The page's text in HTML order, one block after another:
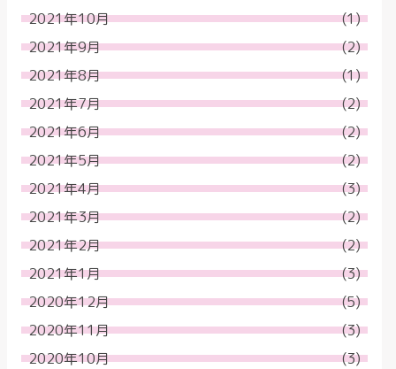
2021年10月
(1)
2021年9月
(2)
2021年8月
(1)
2021年7月
(2)
2021年6月
(2)
2021年5月
(2)
2021年4月
(3)
2021年3月
(2)
2021年2月
(2)
2021年1月
(3)
2020年12月
(5)
2020年11月
(3)
2020年10月
(3)